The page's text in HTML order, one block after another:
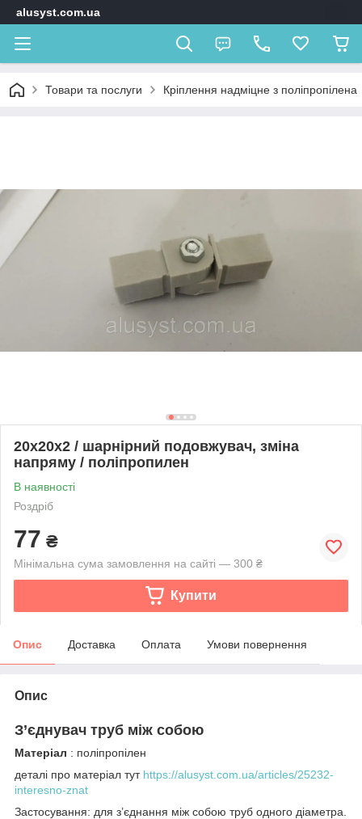
alusyst.com.ua
Товари та послуги Кріплення надміцне з поліпропілена
20х20х2 / шарнірний подовжувач, зміна
напряму / поліпропилен
В наявності
Роздріб
77 ₴
Мінімальна сума замовлення на сайті — 300 ₴
Купити
Опис Доставка Оплата Умови повернення
Опис
З’єднувач труб між собою
Матеріал : поліпропілен
деталі про матеріал тут https://alusyst.com.ua/articles/25232-
interesno-znat
Застосування: для з’єднання між собою труб одного діаметра.